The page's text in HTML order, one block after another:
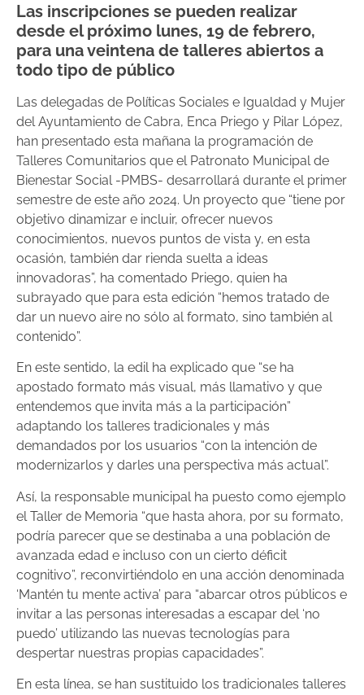
Las inscripciones se pueden realizar
desde el próximo lunes, 19 de febrero,
para una veintena de talleres abiertos a
todo tipo de público
Las delegadas de Políticas Sociales e Igualdad y Mujer
del Ayuntamiento de Cabra, Enca Priego y Pilar López,
han presentado esta mañana la programación de
Talleres Comunitarios que el Patronato Municipal de
Bienestar Social -PMBS- desarrollará durante el primer
semestre de este año 2024. Un proyecto que “tiene por
objetivo dinamizar e incluir, ofrecer nuevos
conocimientos, nuevos puntos de vista y, en esta
ocasión, también dar rienda suelta a ideas
innovadoras”, ha comentado Priego, quien ha
subrayado que para esta edición “hemos tratado de
dar un nuevo aire no sólo al formato, sino también al
contenido”.
En este sentido, la edil ha explicado que “se ha
apostado formato más visual, más llamativo y que
entendemos que invita más a la participación”
adaptando los talleres tradicionales y más
demandados por los usuarios “con la intención de
modernizarlos y darles una perspectiva más actual”.
Así, la responsable municipal ha puesto como ejemplo
el Taller de Memoria “que hasta ahora, por su formato,
podría parecer que se destinaba a una población de
avanzada edad e incluso con un cierto déficit
cognitivo”, reconvirtiéndolo en una acción denominada
‘Mantén tu mente activa’ para “abarcar otros públicos e
invitar a las personas interesadas a escapar del ‘no
puedo’ utilizando las nuevas tecnologías para
despertar nuestras propias capacidades”.
En esta línea, se han sustituido los tradicionales talleres